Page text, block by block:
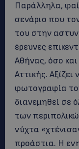
Παράλληλα,
σενάριο που
του στην
έρευνες
Αθήνας, όσο
Αττικής.
φωτογραφία
διανεμηθεί σε
των
νύχτα
προάστια. Η